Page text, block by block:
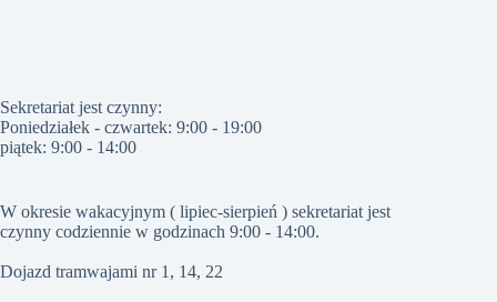
Sekretariat jest czynny:
Poniedziałek - czwartek: 9:00 - 19:00
piątek: 9:00 - 14:00
W okresie wakacyjnym ( lipiec-sierpień ) sekretariat jest
czynny codziennie w godzinach 9:00 - 14:00.
Dojazd tramwajami nr 1, 14, 22